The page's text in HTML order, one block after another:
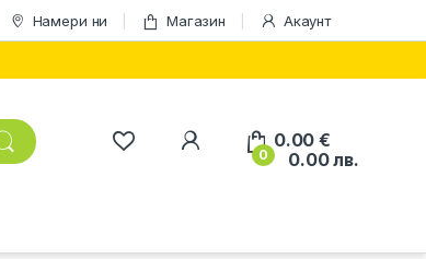
Намери ни Магазин Акаунт
0
0.00€
0.00лв.